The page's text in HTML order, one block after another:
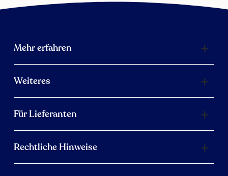
Mehr erfahren
Weiteres
Für Lieferanten
Rechtliche Hinweise